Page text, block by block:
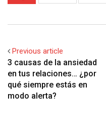
Previous article
3 causas de la ansiedad
en tus relaciones… ¿por
qué siempre estás en
modo alerta?